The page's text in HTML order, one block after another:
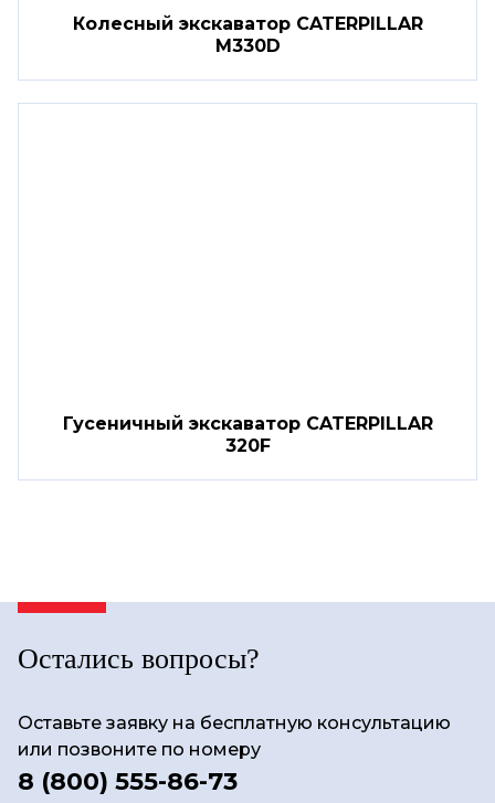
Колесный экскаватор CATERPILLAR
M330D
Гусеничный экскаватор CATERPILLAR
320F
Остались вопросы?
Оставьте заявку на бесплатную консультацию
или позвоните по номеру
8 (800) 555-86-73